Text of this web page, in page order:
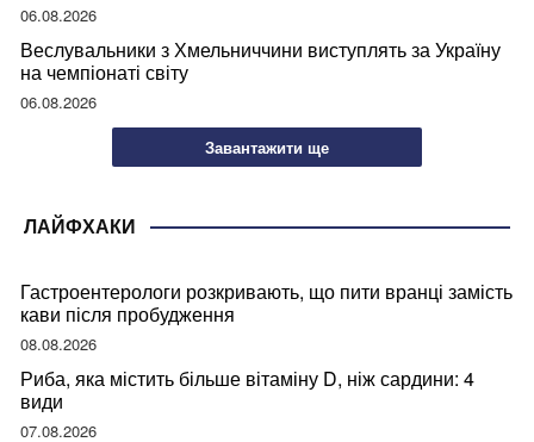
06.08.2026
Веслувальники з Хмельниччини виступлять за Україну
на чемпіонаті світу
06.08.2026
Завантажити ще
ЛАЙФХАКИ
Гастроентерологи розкривають, що пити вранці замість
кави після пробудження
08.08.2026
Риба, яка містить більше вітаміну D, ніж сардини: 4
види
07.08.2026